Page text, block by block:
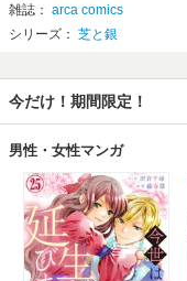
雑誌： arca comics
シリーズ： 芝と銀
今だけ！期間限定！
男性・女性マンガ